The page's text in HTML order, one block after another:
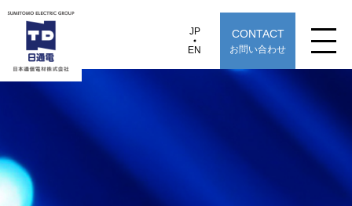
JP
EN
CONTACT
お問い合わせ
製品情報
EN